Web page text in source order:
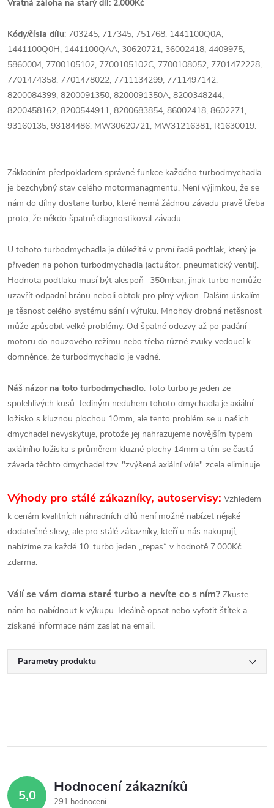
Vratná záloha na starý díl: 2.000Kč
Kódy/čísla dílu: 703245, 717345, 751768, 1441100Q0A,
1441100Q0H, 1441100QAA, 30620721, 36002418, 4409975,
5860004, 7700105102, 7700105102C, 7700108052, 7701472228,
7701474358, 7701478022, 7711134299, 7711497142,
8200084399, 8200091350, 8200091350A, 8200348244,
8200458162, 8200544911, 8200683854, 86002418, 8602271,
93160135, 93184486, MW30620721, MW31216381, R1630019.
Základním předpokladem správné funkce každého turbodmychadla
je bezchybný stav celého motormanagmentu. Není výjimkou, že se
nám do dílny dostane turbo, které nemá žádnou závadu pravě třeba
proto, že někdo špatně diagnostikoval závadu.
U tohoto turbodmychadla je důležité v první řadě podtlak, který je
přiveden na pohon turbodmychadla (actuátor, pneumatický ventil).
Hodnota podtlaku musí být alespoň -350mbar, jinak turbo nemůže
uzavřít odpadní bránu neboli obtok pro plný výkon. Dalším úskalím
je těsnost celého systému sání i výfuku. Mnohdy drobná netěsnost
může způsobit velké problémy. Od špatné odezvy až po padání
motoru do nouzového režimu nebo třeba různé zvuky vedoucí k
domněnce, že turbodmychadlo je vadné.
Náš názor na toto turbodmychadlo: Toto turbo je jeden ze
spolehlivých kusů. Jediným neduhem tohoto dmychadla je axiální
ložisko s kluznou plochou 10mm, ale tento problém se u našich
dmychadel nevyskytuje, protože jej nahrazujeme novějším typem
axiálního ložiska s průměrem kluzné plochy 14mm a tím se častá
závada těchto dmychadel tzv. "zvýšená axiální vůle" zcela eliminuje.
Výhody pro stálé zákazníky, autoservisy: Vzhledem
k cenám kvalitních náhradních dílů není možné nabízet nějaké
dodatečné slevy, ale pro stálé zákazníky, kteří u nás nakupují,
nabízíme za každé 10. turbo jeden „repas“ v hodnotě 7.000Kč
zdarma.
Válí se vám doma staré turbo a nevíte co s ním? Zkuste
nám ho nabídnout k výkupu. Ideálně opsat nebo vyfotit štítek a
získané informace nám zaslat na email.
Parametry produktu
5,0 Hodnocení zákazníků
291 hodnocení